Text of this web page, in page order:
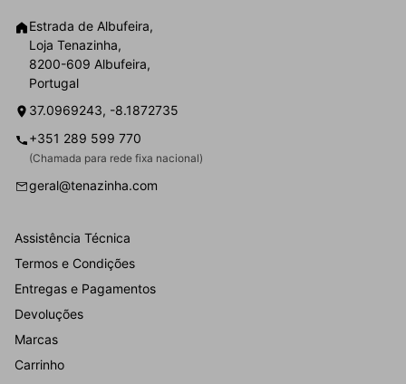
Estrada de Albufeira,
Loja Tenazinha,
8200-609 Albufeira,
Portugal
37.0969243, -8.1872735
+351 289 599 770
(Chamada para rede fixa nacional)
geral@tenazinha.com
Assistência Técnica
Termos e Condições
Entregas e Pagamentos
Devoluções
Marcas
Carrinho